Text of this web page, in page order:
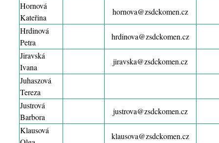
Hornová
Kateřina
hornova@zsdckomen.cz
Hrdinová
Petra
hrdinova@zsdckomen.cz
Jiravská
Ivana
jiravska@zsdckomen.cz
Juhaszová
Tereza
Justrová
Barbora
justrova@zsdckomen.cz
Klausová
klausova@zsdckomen.cz